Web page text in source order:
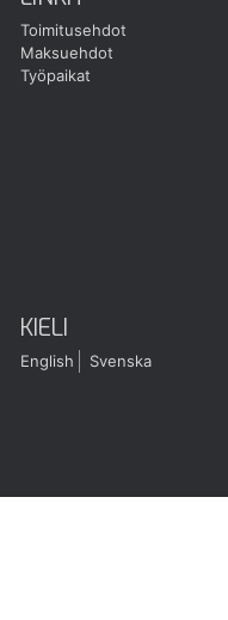
Toimitusehdot
Maksuehdot
Työpaikat
KIELI
English Svenska